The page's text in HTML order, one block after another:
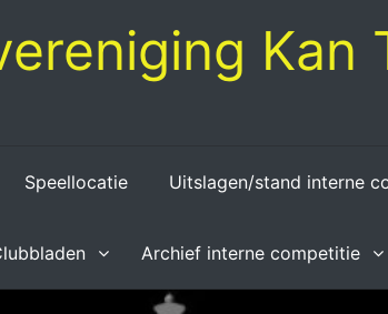
Kan
Speellocatie Uitslagen/stand interne
Archief interne competitie